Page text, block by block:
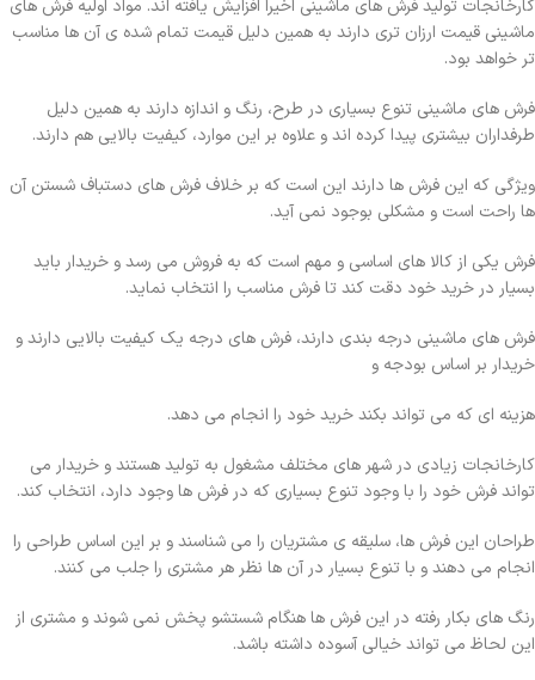
کارخانجات تولید فرش های ماشینی اخیرا افزایش یافته اند. مواد اولیه فرش های
ماشینی قیمت ارزان تری دارند به همین دلیل قیمت تمام شده ی آن ها مناسب
تر خواهد بود.
فرش های ماشینی تنوع بسیاری در طرح، رنگ و اندازه دارند به همین دلیل
طرفداران بیشتری پیدا کرده اند و علاوه بر این موارد، کیفیت بالایی هم دارند.
ویژگی که این فرش ها دارند این است که بر خلاف فرش های دستباف شستن آن
ها راحت است و مشکلی بوجود نمی آید.
فرش یکی از کالا های اساسی و مهم است که به فروش می رسد و خریدار باید
بسیار در خرید خود دقت کند تا فرش مناسب را انتخاب نماید.
فرش های ماشینی درجه بندی دارند، فرش های درجه یک کیفیت بالایی دارند و
خریدار بر اساس بودجه و
هزینه ای که می تواند بکند خرید خود را انجام می دهد.
کارخانجات زیادی در شهر های مختلف مشغول به تولید هستند و خریدار می
تواند فرش خود را با وجود تنوع بسیاری که در فرش ها وجود دارد، انتخاب کند.
طراحان این فرش ها، سلیقه ی مشتریان را می شناسند و بر این اساس طراحی را
انجام می دهند و با تنوع بسیار در آن ها نظر هر مشتری را جلب می کنند.
رنگ های بکار رفته در این فرش ها هنگام شستشو پخش نمی شوند و مشتری از
این لحاظ می تواند خیالی آسوده داشته باشد.